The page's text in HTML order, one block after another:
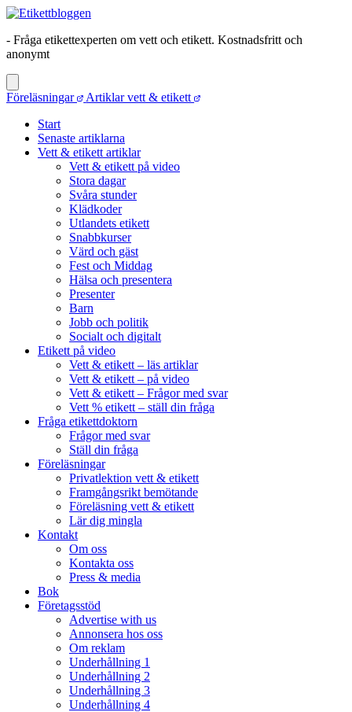
- Fråga etikettexperten om vett och etikett. Kostnadsfritt och
anonymt
Föreläsningar
Artiklar vett & etikett
Start
Senaste artiklarna
Vett & etikett artiklar
Vett & etikett på video
Stora dagar
Svåra stunder
Klädkoder
Utlandets etikett
Snabbkurser
Värd och gäst
Fest och Middag
Hälsa och presentera
Presenter
Barn
Jobb och politik
Socialt och digitalt
Etikett på video
Vett & etikett – läs artiklar
Vett & etikett – på video
Vett & etikett – Frågor med svar
Vett % etikett – ställ din fråga
Fråga etikettdoktorn
Frågor med svar
Ställ din fråga
Föreläsningar
Privatlektion vett & etikett
Framgångsrikt bemötande
Föreläsning vett & etikett
Lär dig mingla
Kontakt
Om oss
Kontakta oss
Press & media
Bok
Företagsstöd
Advertise with us
Annonsera hos oss
Om reklam
Underhållning 1
Underhållning 2
Underhållning 3
Underhållning 4